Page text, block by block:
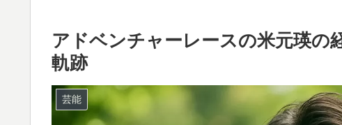
アドベンチャーレースの米元瑛の
軌跡
芸能